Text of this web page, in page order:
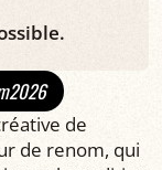
de
de renom, qui